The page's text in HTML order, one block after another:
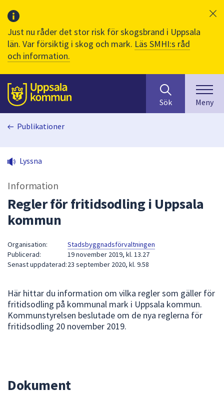
Just nu råder det stor risk för skogsbrand i Uppsala
län. Var försiktig i skog och mark. Läs SMHI:s råd
och information.
Till sidans
huvudinnehåll
efter
innehåll
på
sökfältet
kommer
presenteras
under
piltangenterna
för
att
Sök Meny
Publikationer
Lyssna
Information
Regler för fritidsodling i Uppsala
kommun
Organisation:
Stadsbyggnadsförvaltningen
Publicerad:
19 november 2019, kl. 13.27
Senast uppdaterad:23 september 2020, kl. 9.58
Här hittar du information om vilka regler som gäller för
fritidsodling på kommunal mark i Uppsala kommun.
Kommunstyrelsen beslutade om de nya reglerna för
fritidsodling 20 november 2019.
Dokument